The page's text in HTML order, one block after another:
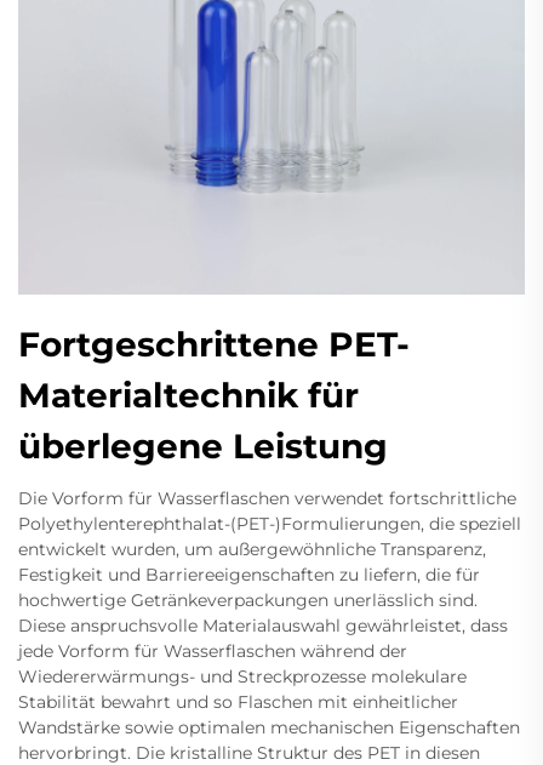
Fortgeschrittene PET-
Materialtechnik für
überlegene Leistung
Die Vorform für Wasserflaschen verwendet fortschrittliche
Polyethylenterephthalat-(PET-)Formulierungen, die speziell
entwickelt wurden, um außergewöhnliche Transparenz,
Festigkeit und Barriereeigenschaften zu liefern, die für
hochwertige Getränkeverpackungen unerlässlich sind.
Diese anspruchsvolle Materialauswahl gewährleistet, dass
jede Vorform für Wasserflaschen während der
Wiedererwärmungs- und Streckprozesse molekulare
Stabilität bewahrt und so Flaschen mit einheitlicher
Wandstärke sowie optimalen mechanischen Eigenschaften
hervorbringt. Die kristalline Struktur des PET in diesen